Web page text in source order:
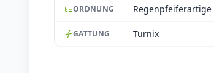
ORDNUNG
GATTUNG Turnix